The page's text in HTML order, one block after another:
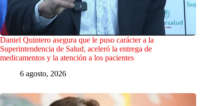
Daniel Quintero asegura que le puso carácter a la
Superintendencia de Salud, aceleró la entrega de
medicamentos y la atención a los pacientes
6 agosto, 2026